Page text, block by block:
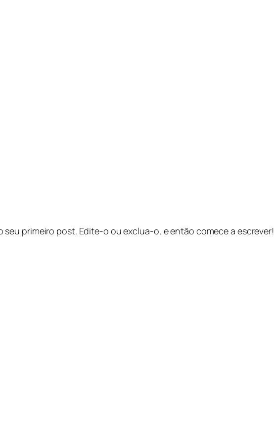
seu primeiro post. Edite-o ou exclua-o, e então comece a escrever!